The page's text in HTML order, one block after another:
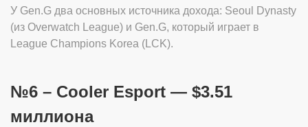
У Gen.G два основных источника дохода: Seoul Dynasty
(из Overwatch League) и Gen.G, который играет в
League Champions Korea (LCK).
№6 – Cooler Esport — $3.51
миллиона